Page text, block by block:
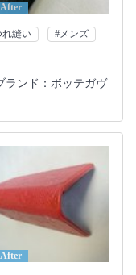
After
れ縫い
#メンズ
ランド：ボッテガヴ
After